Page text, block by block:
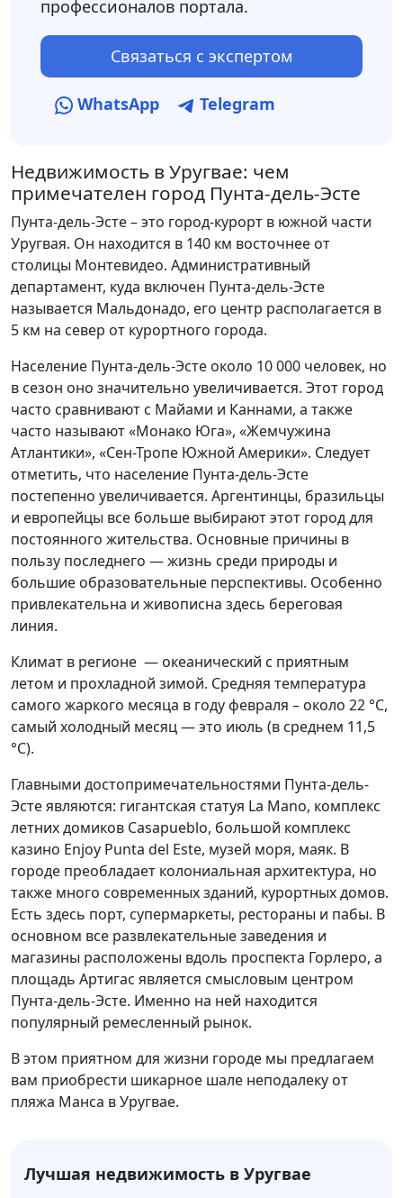
профессионалов портала.
Связаться с экспертом
WhatsApp Telegram
Недвижимость в Уругвае: чем
примечателен город Пунта-дель-Эсте
Пунта-дель-Эсте – это город-курорт в южной части
Уругвая. Он находится в 140 км восточнее от
столицы Монтевидео. Административный
департамент, куда включен Пунта-дель-Эсте
называется Мальдонадо, его центр располагается в
5 км на север от курортного города.
Население Пунта-дель-Эсте около 10 000 человек, но
в сезон оно значительно увеличивается. Этот город
часто сравнивают с Майами и Каннами, а также
часто называют «Монако Юга», «Жемчужина
Атлантики», «Сен-Тропе Южной Америки». Следует
отметить, что население Пунта-дель-Эсте
постепенно увеличивается. Аргентинцы, бразильцы
и европейцы все больше выбирают этот город для
постоянного жительства. Основные причины в
пользу последнего — жизнь среди природы и
большие образовательные перспективы. Особенно
привлекательна и живописна здесь береговая
линия.
Климат в регионе — океанический с приятным
летом и прохладной зимой. Средняя температура
самого жаркого месяца в году февраля – около 22 °C,
самый холодный месяц — это июль (в среднем 11,5
°C).
Главными достопримечательностями Пунта-дель-
Эсте являются: гигантская статуя La Mano, комплекс
летних домиков Casapueblo, большой комплекс
казино Enjoy Punta del Este, музей моря, маяк. В
городе преобладает колониальная архитектура, но
также много современных зданий, курортных домов.
Есть здесь порт, супермаркеты, рестораны и пабы. В
основном все развлекательные заведения и
магазины расположены вдоль проспекта Горлеро, а
площадь Артигас является смысловым центром
Пунта-дель-Эсте. Именно на ней находится
популярный ремесленный рынок.
В этом приятном для жизни городе мы предлагаем
вам приобрести шикарное шале неподалеку от
пляжа Манса в Уругвае.
Лучшая недвижимость в Уругвае